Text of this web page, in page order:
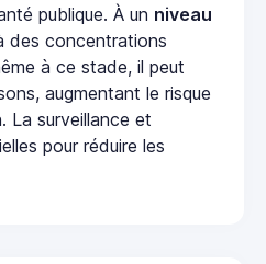
publique. À un niveau
des concentrations
à ce stade, il peut
augmentant le risque
La surveillance et
pour réduire les